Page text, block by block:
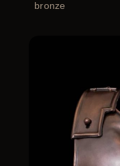
bronze